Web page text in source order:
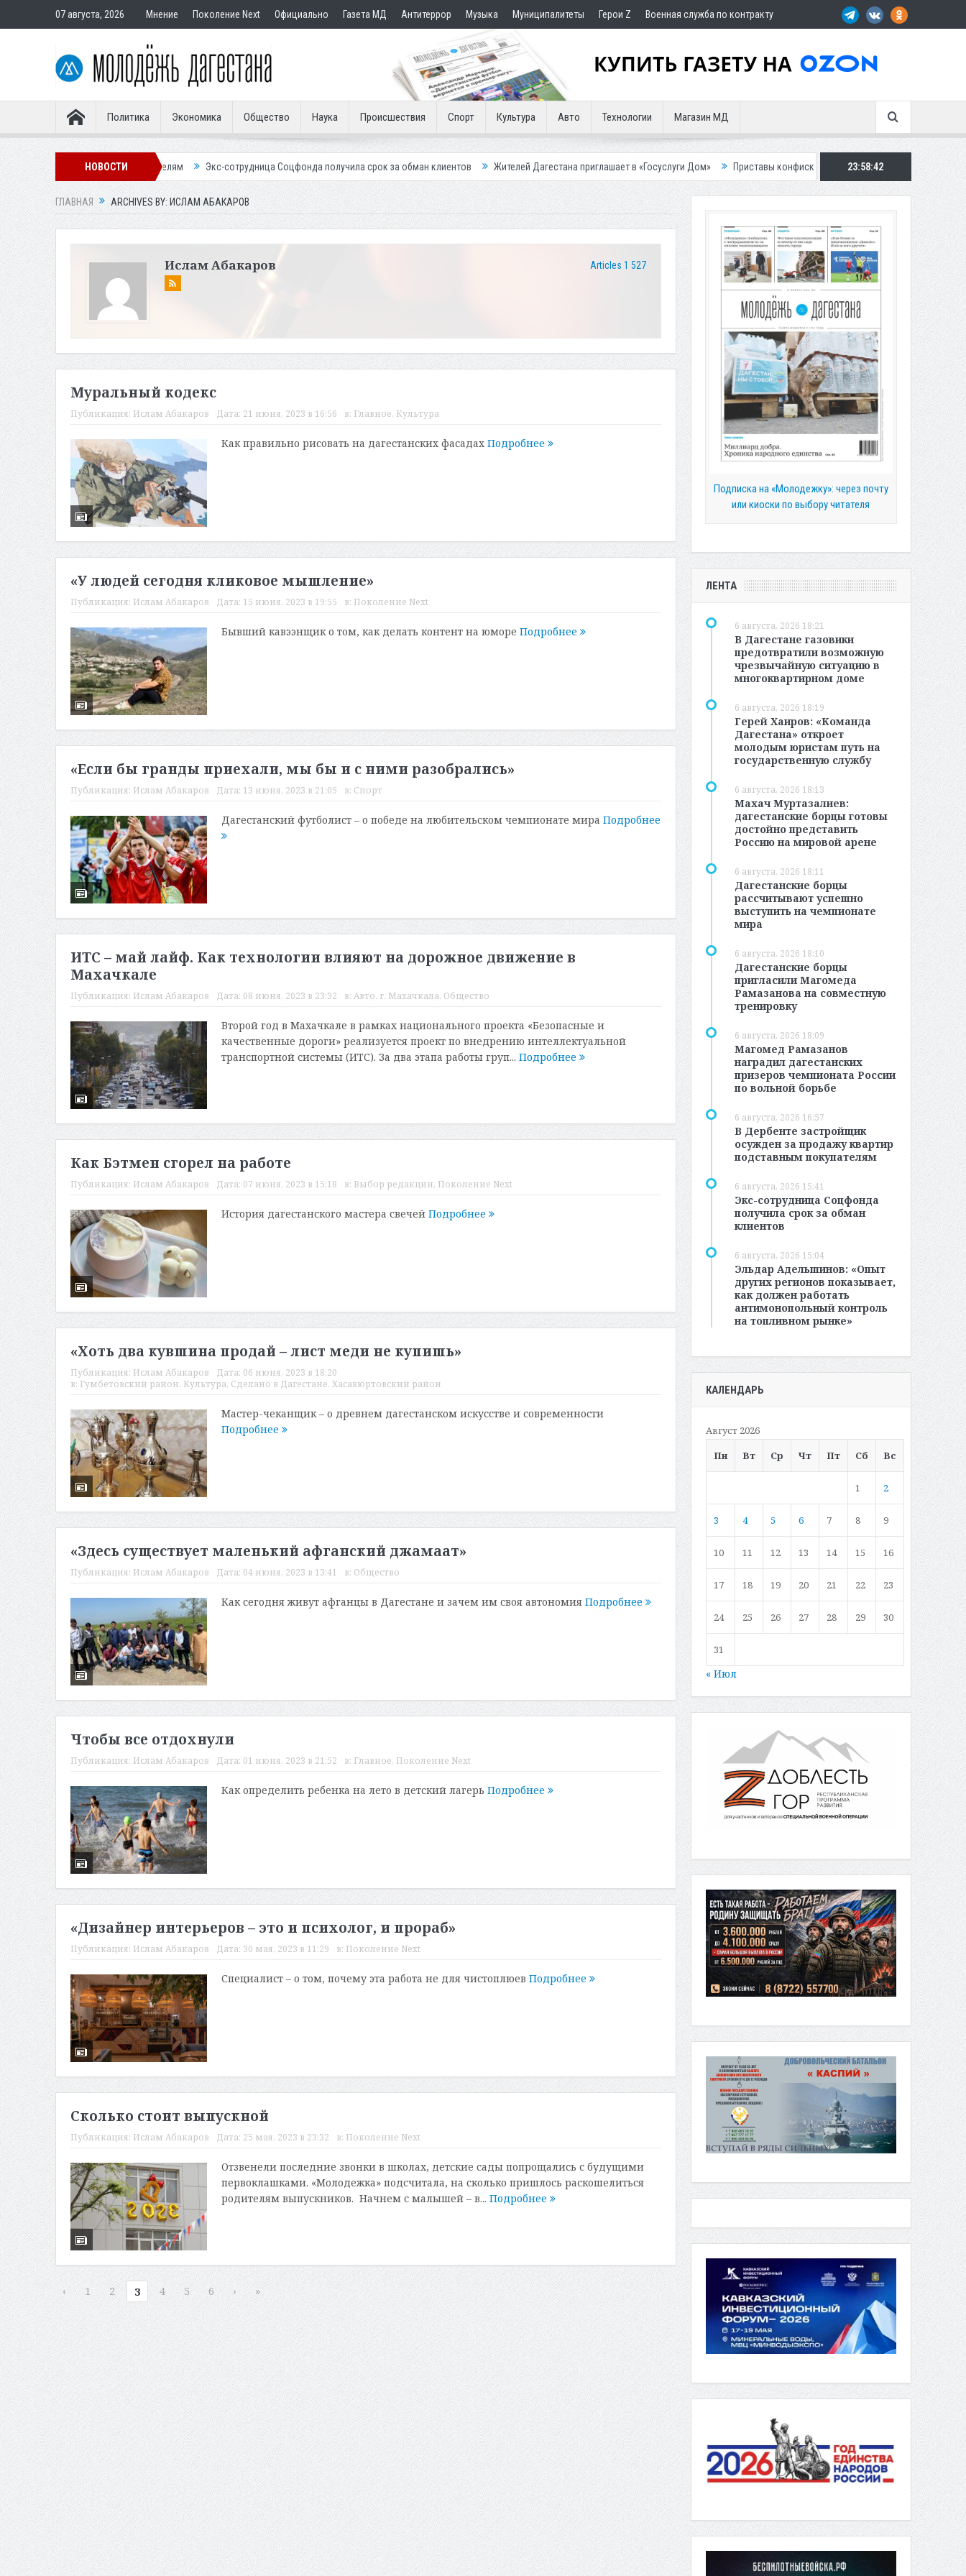
07 августа, 2026 Мнение Поколение Next Официально Газета МД Антитеррор Музыка Муниципалитеты Герои Z Военная служба по контракту
Политика Экономика Общество Наука Происшествия Спорт Культура Авто Технологии Магазин МД
НОВОСТИ
подставным покупателям Экс-сотрудница Соцфонда получила срок за обман клиентов Жителей Дагестана приглашает в «Госуслуги Дом» Приставы конфисковали двух бурых медведей у жителя Дагестана
23:58:44
ГЛАВНАЯ ARCHIVES BY: ИСЛАМ АБАКАРОВ
Ислам Абакаров Articles 1 527
Муральный кодекс
Публикация: Ислам Абакаров Дата: 21 июня, 2023 в 16:56 в: Главное, Культура
Как правильно рисовать на дагестанских фасадах Подробнее
«У людей сегодня кликовое мышление»
Публикация: Ислам Абакаров Дата: 15 июня, 2023 в 19:55 в: Поколение Next
Бывший кавээнщик о том, как делать контент на юморе Подробнее
«Если бы гранды приехали, мы бы и с ними разобрались»
Публикация: Ислам Абакаров Дата: 13 июня, 2023 в 21:05 в: Спорт
Дагестанский футболист – о победе на любительском чемпионате мира Подробнее
ИТС – май лайф. Как технологии влияют на дорожное движение в
Махачкале
Публикация: Ислам Абакаров Дата: 08 июня, 2023 в 23:32 в: Авто, г. Махачкала, Общество
Второй год в Махачкале в рамках национального проекта «Безопасные и
качественные дороги» реализуется проект по внедрению интеллектуальной
транспортной системы (ИТС). За два этапа работы груп... Подробнее
Как Бэтмен сгорел на работе
Публикация: Ислам Абакаров Дата: 07 июня, 2023 в 15:18 в: Выбор редакции, Поколение Next
История дагестанского мастера свечей Подробнее
«Хоть два кувшина продай – лист меди не купишь»
Публикация: Ислам Абакаров Дата: 06 июня, 2023 в 18:20
в: Гумбетовский район, Культура, Сделано в Дагестане, Хасавюртовский район
Мастер-чеканщик – о древнем дагестанском искусстве и современности
Подробнее
«Здесь существует маленький афганский джамаат»
Публикация: Ислам Абакаров Дата: 04 июня, 2023 в 13:41 в: Общество
Как сегодня живут афганцы в Дагестане и зачем им своя автономия Подробнее
Чтобы все отдохнули
Публикация: Ислам Абакаров Дата: 01 июня, 2023 в 21:52 в: Главное, Поколение Next
Как определить ребенка на лето в детский лагерь Подробнее
«Дизайнер интерьеров – это и психолог, и прораб»
Публикация: Ислам Абакаров Дата: 30 мая, 2023 в 11:29 в: Поколение Next
Специалист – о том, почему эта работа не для чистоплюев Подробнее
Сколько стоит выпускной
Публикация: Ислам Абакаров Дата: 25 мая, 2023 в 23:32 в: Поколение Next
Отзвенели последние звонки в школах, детские сады попрощались с будущими
первоклашками. «Молодежка» подсчитала, на сколько пришлось раскошелиться
родителям выпускников. Начнем с малышей – в... Подробнее
‹ 1 2 3 4 5 6 › »
Подписка на «Молодежку»: через почту
или киоски по выбору читателя
ЛЕНТА
6 августа, 2026 18:21
В Дагестане газовики
предотвратили возможную
чрезвычайную ситуацию в
многоквартирном доме
6 августа, 2026 18:19
Герей Хаиров: «Команда
Дагестана» откроет
молодым юристам путь на
государственную службу
6 августа, 2026 18:13
Махач Муртазалиев:
дагестанские борцы готовы
достойно представить
Россию на мировой арене
6 августа, 2026 18:11
Дагестанские борцы
рассчитывают успешно
выступить на чемпионате
мира
6 августа, 2026 18:10
Дагестанские борцы
пригласили Магомеда
Рамазанова на совместную
тренировку
6 августа, 2026 18:09
Магомед Рамазанов
наградил дагестанских
призеров чемпионата России
по вольной борьбе
6 августа, 2026 16:57
В Дербенте застройщик
осужден за продажу квартир
подставным покупателям
6 августа, 2026 15:41
Экс-сотрудница Соцфонда
получила срок за обман
клиентов
6 августа, 2026 15:04
Эльдар Адельшинов: «Опыт
других регионов показывает,
как должен работать
антимонопольный контроль
на топливном рынке»
КАЛЕНДАРЬ
Август 2026
Пн
Вт Ср Чт Пт Сб Вс
1 2
3 4 5 6 7 8 9
10 11 12 13 14 15 16
17 18 19 20 21 22 23
24 25 26 27 28 29 30
31
« Июл